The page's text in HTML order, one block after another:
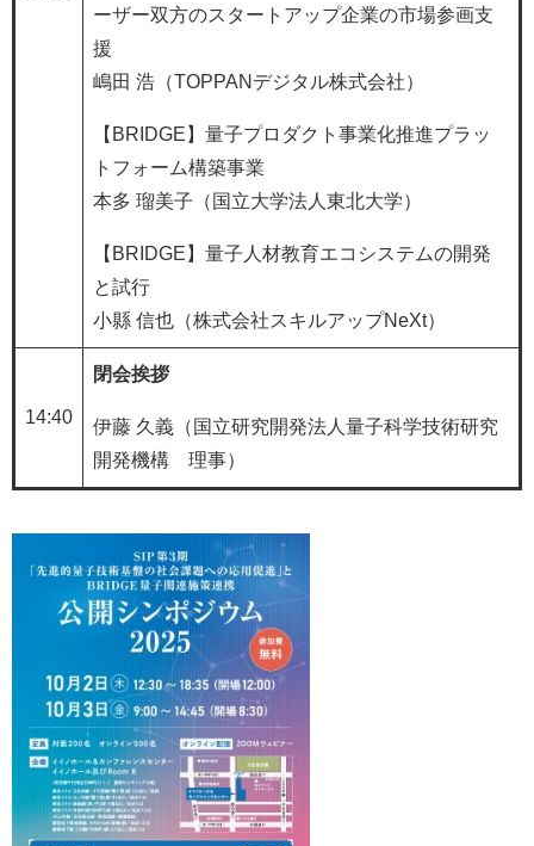
ーザー双方のスタートアップ企業の市場参画支
援
嶋田 浩（TOPPANデジタル株式会社）
【BRIDGE】量子プロダクト事業化推進プラッ
トフォーム構築事業
本多 瑠美子（国立大学法人東北大学）
【BRIDGE】量子人材教育エコシステムの開発
と試行
小縣 信也（株式会社スキルアップNeXt）
14:40
閉会挨拶​
伊藤 久義（国立研究開発法人量子科学技術研究
開発機構 理事）